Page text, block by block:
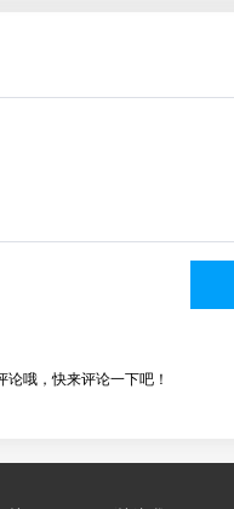
论哦，快来评论一下吧！